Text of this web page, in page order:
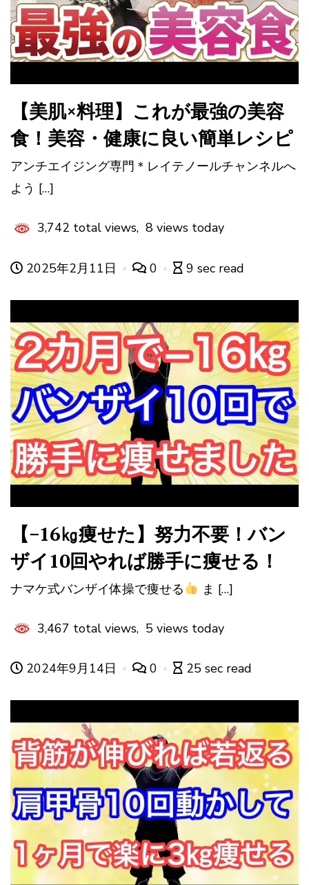
【美肌×料理】これが最強の美容
食！美容・健康に良い簡単レシピ
アンチエイジング専門＊レイテノールチャンネルへ
よう […]
3,742 total views, 8 views today
2025年2月11日 0 9 sec read
【−16㎏痩せた】努力不要！バン
ザイ10回やれば勝手に痩せる！
ナマケ式バンザイ体操で痩せる ま […]
3,467 total views, 5 views today
2024年9月14日 0 25 sec read